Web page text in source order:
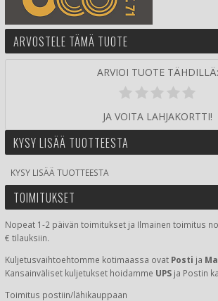
ARVOSTELE TÄMÄ TUOTE
ARVIOI TUOTE TÄHDILLÄ:
JA VOITA LAHJAKORTTI!
KYSY LISÄÄ TUOTTEESTA
KYSY LISÄÄ TUOTTEESTA
TOIMITUKSET
Nopeat 1-2 päivän toimitukset ja Ilmainen toimitus
€ tilauksiin.
Kuljetusvaihtoehtomme kotimaassa ovat Posti ja
Kansainväliset kuljetukset hoidamme UPS ja Postin
Toimitus postiin/lähikauppaan